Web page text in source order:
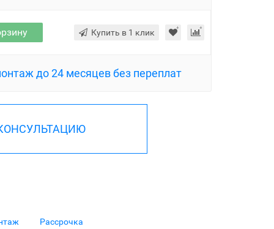
Купить в 1 клик
до 24 месяцев без переплат
Рассрочка